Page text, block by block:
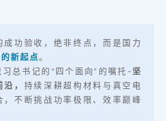
成功验收，绝非终点，而是国力
新起点。
总书记的“四个面向”的嘱托-坚
， 持续深耕超构材料与真空电
，不断挑战功率极限、效率巅峰